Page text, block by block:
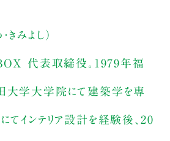
みよし）
代表取締役。1979年福
大学大学院にて建築学を専
てインテリア設計を経験後、20